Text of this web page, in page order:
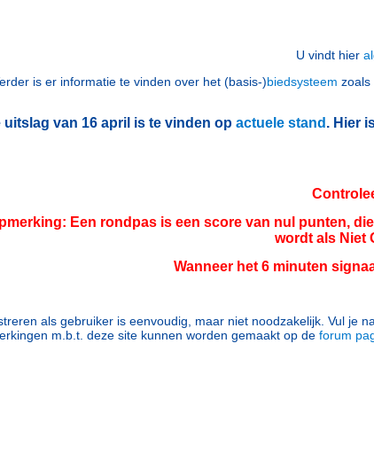
U vindt hier
is er informatie te vinden over het (basis-)biedsysteem zoals
uitslag van 16 april is te vinden op actuele stand . Hier
Een rondpas is een score van nul punten,
wordt als Niet
Wanneer het 6 minuten
als gebruiker is eenvoudig, maar niet noodzakelijk. Vul je
m.b.t. deze site kunnen worden gemaakt op de forum